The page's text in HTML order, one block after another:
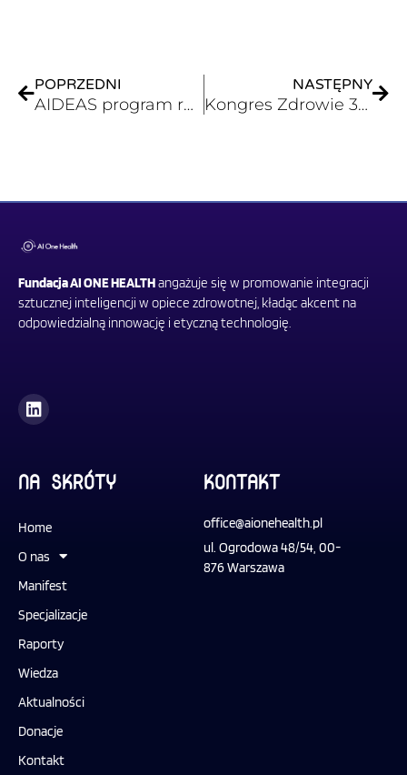
POPRZEDNI
AIDEAS program rozwoju z kompetencji sztucznej inteligencji
NASTĘPNY
Kongres Zdrowie 360 – Drugie życie po przeszczepieniu
Fundacja AI ONE HEALTHangażuje się w promowanie integracji
sztucznej inteligencji w opiece zdrowotnej, kładąc akcent na
odpowiedzialną innowację i etyczną technologię.
i
n
d
i
NA SKRÓTY
Home
O nas
Manifest
Specjalizacje
Raporty
Wiedza
Aktualności
Donacje
Kontakt
KONTAKT
office@aionehealth.pl
ul. Ogrodowa 48/54, 00-
876 Warszawa